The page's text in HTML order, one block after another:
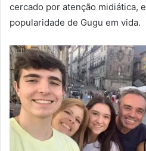
cercado por atenção midiática,
popularidade de Gugu em vida.